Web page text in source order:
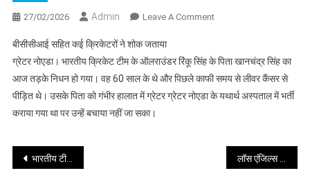
27/02/2026 Admin Leave A CommentOn
के
पिता
का
बीसीसीआई सहित कई क्रिकेटरों ने शोक जताया
ग्रेटर नोएडा। भारतीय क्रिकेट टीम के ऑलराउंडर रिंकू सिंह के पिता खानचंद्र सिंह का
आज तड़के निधन हो गया। वह 60 साल के थे और पिछले काफी समय से लीवर कैंसर से
पीड़ित थे। उसके पिता को गंभीर हालात में ग्रेटर ग्रेटर नोएडा के यथार्थ अस्पताल में भर्ती
कराया गया था पर उन्हें बचाया नहीं जा सका।
Post
भारतीय टीम को टी20 विश्वकप सेमीफाइनल में जगह बनाने वेस्टडंडीज पर दर्ज करनी होगी बड़ी जीत